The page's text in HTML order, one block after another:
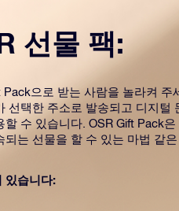
선물 팩:
Pack으로 받는 사람을 놀라켜 주
선택한 주소로 발송되고 디지털
할 수 있습니다. OSR Gift Pack
되는 선물을 할 수 있는 마법 같
있습니다: